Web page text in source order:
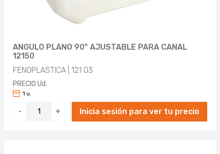
ANGULO PLANO 90° AJUSTABLE PARA CANAL
12150
FENOPLASTICA | 121 03
PRECIO Ud.
- +
1 u.
Inicia sesión para ver tu precio